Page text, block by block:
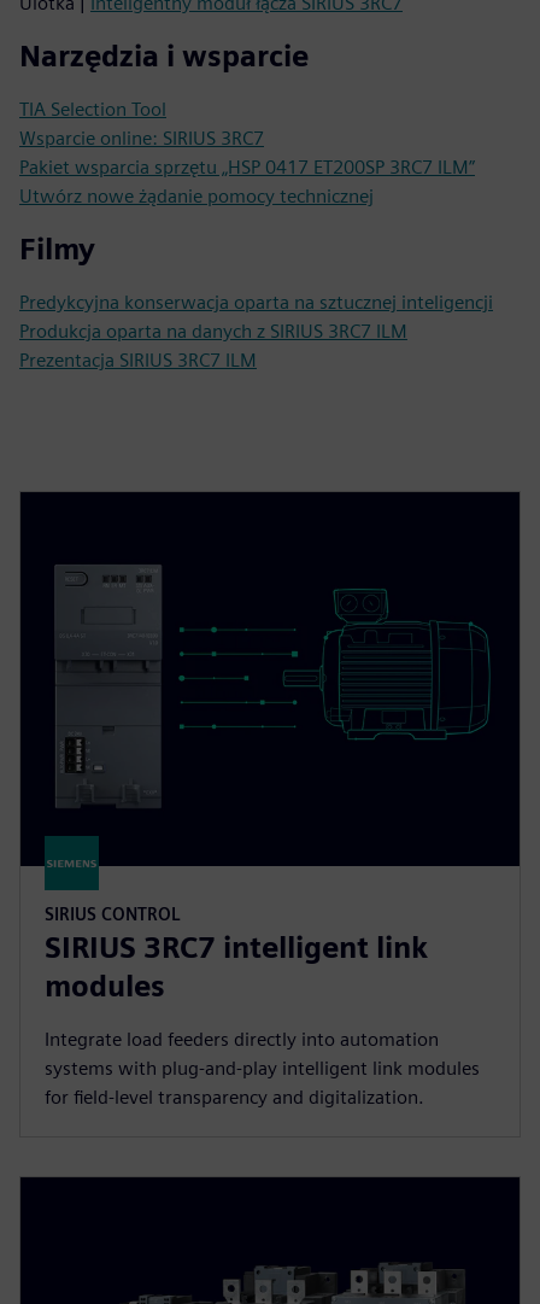
Narzędzia i wsparcie
TIA Selection Tool
Wsparcie online: SIRIUS 3RC7
Pakiet wsparcia sprzętu „HSP 0417 ET200SP 3RC7 ILM”
Utwórz nowe żądanie pomocy technicznej
Filmy
Predykcyjna konserwacja oparta na sztucznej inteligencji
Produkcja oparta na danych z SIRIUS 3RC7 ILM
Prezentacja SIRIUS 3RC7 ILM
SIRIUS CONTROL
SIRIUS 3RC7 intelligent link
modules
Integrate load feeders directly into automation
systems with plug-and-play intelligent link modules
for field-level transparency and digitalization.